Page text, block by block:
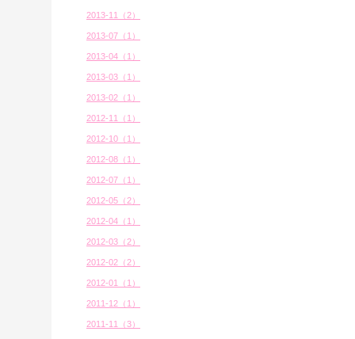
2013-11（2）
2013-07（1）
2013-04（1）
2013-03（1）
2013-02（1）
2012-11（1）
2012-10（1）
2012-08（1）
2012-07（1）
2012-05（2）
2012-04（1）
2012-03（2）
2012-02（2）
2012-01（1）
2011-12（1）
2011-11（3）